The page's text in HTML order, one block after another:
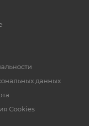
данных
Cookies